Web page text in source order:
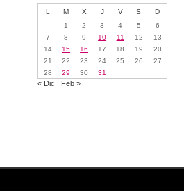
L M X J V S
D
1
2 3 4 5
6
7
8 9 10 11 12
13
14
15 16 17 18 19
20
21
22 23 24 25 26
27
28
29 30 31
« Dic Feb »